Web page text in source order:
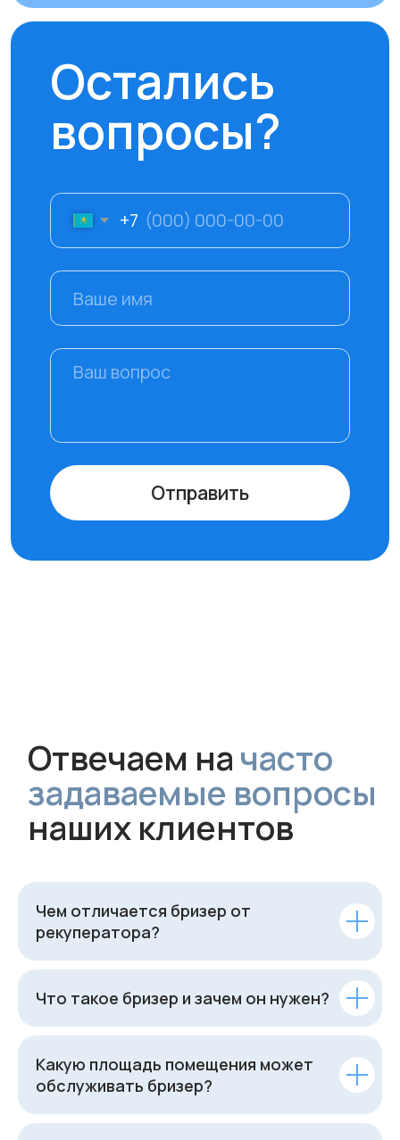
Чем отличается бризер от
рекуператора?
Что такое бризер и зачем он нужен?
Какую площадь помещения может
обслуживать бризер?